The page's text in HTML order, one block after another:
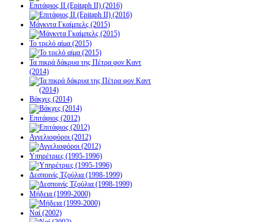
Επιτάφιος ΙΙ (Epitaph II) (2016)
Μάγκντα Γκαίμπελς (2015)
Το τρελό αίμα (2015)
Τα πικρά δάκρυα της Πέτρα φον Καντ
(2014)
Βάκχες (2014)
Επιτάφιος (2012)
Αγγελιοφόροι (2012)
Υπηρέτριες (1995-1996)
Δεσποινίς Τζούλια (1998-1999)
Μήδεια (1999-2000)
Ναί (2002)